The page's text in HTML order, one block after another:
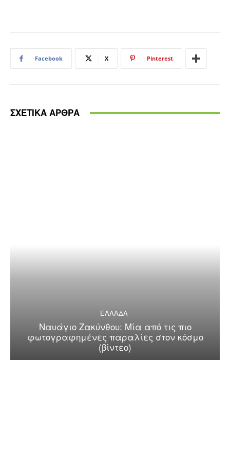
Facebook X Pinterest
ΣΧΕΤΙΚΑ ΑΡΘΡΑ
ΕΛΛΑΔΑ
Ναυάγιο Ζακύνθου: Μία από τις πιο
φωτογραφημένες παραλίες στον κόσμο
(βίντεο)